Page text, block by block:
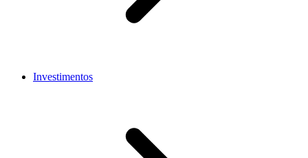
Investimentos